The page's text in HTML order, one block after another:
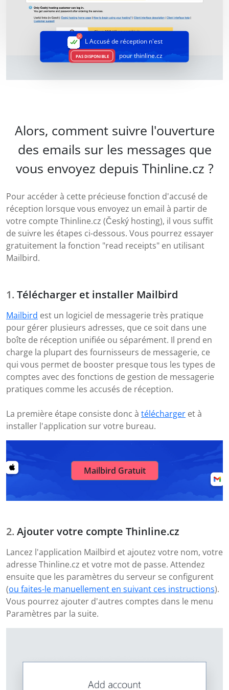
L Accusé de réception n'est
PAS DISPONIBLE pour thinline.cz
Alors, comment suivre l'ouverture
des emails sur les messages que
vous envoyez depuis Thinline.cz ?
Pour accéder à cette précieuse fonction d'accusé de
réception lorsque vous envoyez un email à partir de
votre compte Thinline.cz (Český hosting), il vous suffit
de suivre les étapes ci-dessous. Vous pourrez essayer
gratuitement la fonction "read receipts" en utilisant
Mailbird.
Télécharger et installer Mailbird
Mailbird est un logiciel de messagerie très pratique
pour gérer plusieurs adresses, que ce soit dans une
boîte de réception unifiée ou séparément. Il prend en
charge la plupart des fournisseurs de messagerie, ce
qui vous permet de booster presque tous les types de
comptes avec des fonctions de gestion de messagerie
pratiques comme les accusés de réception.
La première étape consiste donc à télécharger et à
installer l'application sur votre bureau.
Mailbird Gratuit
Ajouter votre compte Thinline.cz
Lancez l'application Mailbird et ajoutez votre nom, votre
adresse Thinline.cz et votre mot de passe. Attendez
ensuite que les paramètres du serveur se configurent
(ou faites-le manuellement en suivant ces instructions).
Vous pourrez ajouter d'autres comptes dans le menu
Paramètres par la suite.